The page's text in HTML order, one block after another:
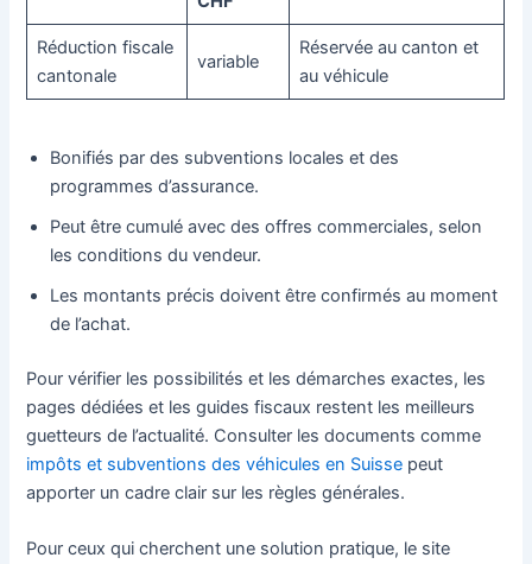
Réduction fiscale
cantonale
variable
Réservée au canton et
au véhicule
Bonifiés par des subventions locales et des
programmes d’assurance.
Peut être cumulé avec des offres commerciales, selon
les conditions du vendeur.
Les montants précis doivent être confirmés au moment
de l’achat.
Pour vérifier les possibilités et les démarches exactes, les
pages dédiées et les guides fiscaux restent les meilleurs
guetteurs de l’actualité. Consulter les documents comme
impôts et subventions des véhicules en Suisse peut
apporter un cadre clair sur les règles générales.
Pour ceux qui cherchent une solution pratique, le site